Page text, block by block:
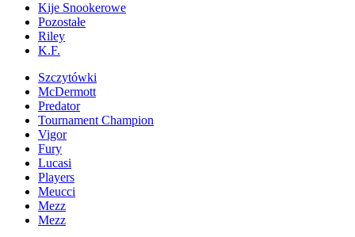
Kije Snookerowe
Pozostałe
Riley
K.F.
Szczytówki
McDermott
Predator
Tournament Champion
Vigor
Fury
Lucasi
Players
Meucci
Mezz
Mezz